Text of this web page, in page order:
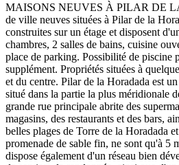
MAISONS NEUVES À PILAR DE
de ville neuves situées à Pilar de la
construites sur un étage et disposent
chambres, 2 salles de bains, cuisine
place de parking. Possibilité de piscine
supplément. Propriétés situées à
et du centre. Pilar de la Horadada est
situé dans la partie la plus méridionale
grande rue principale abrite des
magasins, des restaurants et des bars,
belles plages de Torre de la Horadada
promenade de sable fin, ne sont qu'à 5
dispose également d'un réseau bien